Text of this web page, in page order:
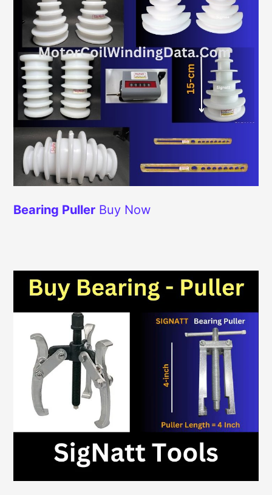
Bearing Puller Buy Now